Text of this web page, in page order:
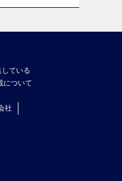
ている
について
社